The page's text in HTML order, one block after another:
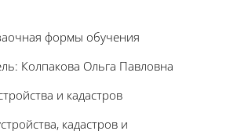
формы обучения
Колпакова Ольга Павловна
и кадастров
кадастров и